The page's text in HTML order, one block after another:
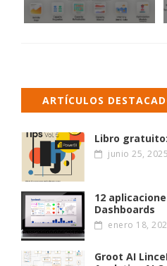
ARTÍCULOS
Libro
junio 25, 2025
12
Dashboards
enero 18,
Groot AI